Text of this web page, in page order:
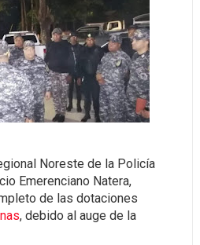
Noreste de la Policía
Emerenciano Natera,
de las dotaciones
, debido al auge de la